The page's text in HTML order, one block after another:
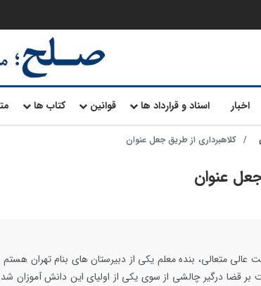
اخبار اسناد و قرارداد ها قوانین کتاب ها
کلاهبرداری از طریق جعل عنوان
عنوان
عالی متعالی، بنده معلم یکی از دبیرستان های بنام تهران
قضا درگیر چالشی از سوی یکی از اولیای این دانش آموزان